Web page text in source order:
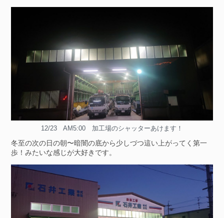
12/23 AM5:00 加工場のシャッターあけます！
冬至の次の日の朝〜暗闇の底から少しづつ這い上がってく第一
歩！みたいな感じが大好きです。